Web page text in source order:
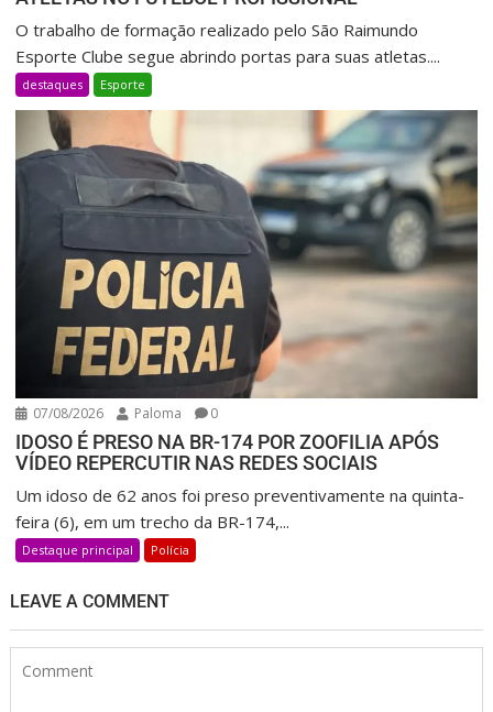
O trabalho de formação realizado pelo São Raimundo
Esporte Clube segue abrindo portas para suas atletas....
destaques Esporte
07/08/2026 Paloma 0
IDOSO É PRESO NA BR-174 POR ZOOFILIA APÓS
VÍDEO REPERCUTIR NAS REDES SOCIAIS
Um idoso de 62 anos foi preso preventivamente na quinta-
feira (6), em um trecho da BR-174,...
Destaque principal Polícia
LEAVE A COMMENT